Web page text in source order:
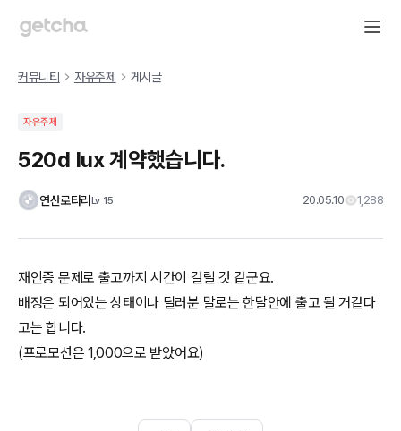
커뮤니티 자유주제 게시글
자유주제
520d lux 계약했습니다.
연산로타리 Lv 15 20.05.10 1,288
재인증 문제로 출고까지 시간이 걸릴 것 같군요.
배정은 되어있는 상태이나 딜러분 말로는 한달안에 출고 될 거같다
고는 합니다.